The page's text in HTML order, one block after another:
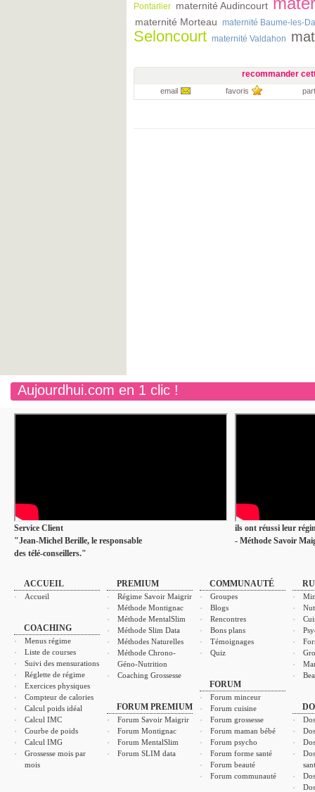
Pontarlier maternité Audincourt
maternité Morteau maternité Baume-les-
Seloncourt maternité Valdahon
recommander
email favoris
Aujourdhui.com en 1 clic !
Service Client
"Jean-Michel Berille, le responsable
des télé-conseillers."
ils ont réussi leur
- Méthode Savoir
ACCUEIL
Accueil
COACHING
Menus régime
Liste de courses
Suivi des mensurations
Réglette de régime
Exercices physiques
Compteur de calories
Calcul poids idéal
Calcul IMC
Courbe de poids
Calcul IMG
Grossesse mois par
mois
PREMIUM
Régime Savoir Maigrir
Méthode Montignac
Méthode MentalSlim
Méthode Slim Data
Méthodes Naturelles
Méthode Chrono-
Géno-Nutrition
Coaching Grossesse
FORUM PREMIUM
Forum Savoir Maigrir
Forum Montignac
Forum MentalSlim
Forum SLIM data
COMMUNAUTÉ
Groupes
Blogs
Rencontres
Bons plans
Témoignages
Quiz
FORUM
Forum minceur
Forum cuisine
Forum grossesse
Forum maman bébé
Forum psycho
Forum forme santé
Forum beauté
Forum communauté